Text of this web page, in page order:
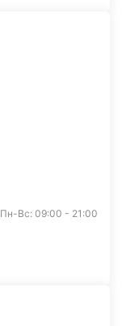
Пн-Вс: 09:00 - 21:00